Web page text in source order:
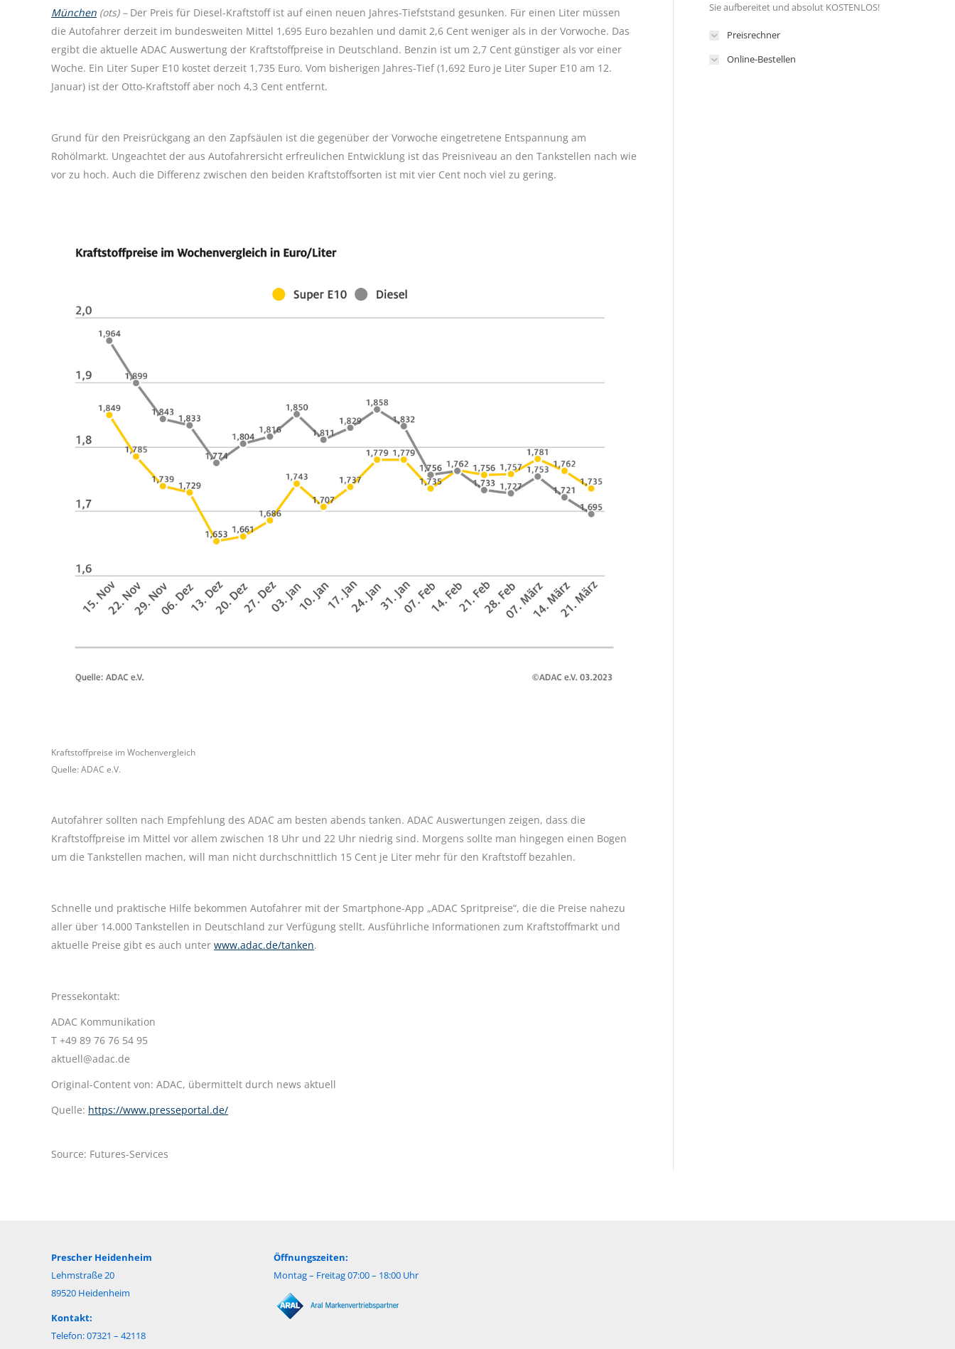
München (ots) – Der Preis für Diesel-Kraftstoff ist auf einen neuen Jahres-Tiefststand gesunken. Für einen Liter müssen
die Autofahrer derzeit im bundesweiten Mittel 1,695 Euro bezahlen und damit 2,6 Cent weniger als in der Vorwoche. Das
ergibt die aktuelle ADAC Auswertung der Kraftstoffpreise in Deutschland. Benzin ist um 2,7 Cent günstiger als vor einer
Woche. Ein Liter Super E10 kostet derzeit 1,735 Euro. Vom bisherigen Jahres-Tief (1,692 Euro je Liter Super E10 am 12.
Januar) ist der Otto-Kraftstoff aber noch 4,3 Cent entfernt.
Grund für den Preisrückgang an den Zapfsäulen ist die gegenüber der Vorwoche eingetretene Entspannung am
Rohölmarkt. Ungeachtet der aus Autofahrersicht erfreulichen Entwicklung ist das Preisniveau an den Tankstellen nach wie
vor zu hoch. Auch die Differenz zwischen den beiden Kraftstoffsorten ist mit vier Cent noch viel zu gering.
Kraftstoffpreise im Wochenvergleich
Quelle: ADAC e.V.
Autofahrer sollten nach Empfehlung des ADAC am besten abends tanken. ADAC Auswertungen zeigen, dass die
Kraftstoffpreise im Mittel vor allem zwischen 18 Uhr und 22 Uhr niedrig sind. Morgens sollte man hingegen einen Bogen
um die Tankstellen machen, will man nicht durchschnittlich 15 Cent je Liter mehr für den Kraftstoff bezahlen.
Schnelle und praktische Hilfe bekommen Autofahrer mit der Smartphone-App „ADAC Spritpreise“, die die Preise nahezu
aller über 14.000 Tankstellen in Deutschland zur Verfügung stellt. Ausführliche Informationen zum Kraftstoffmarkt und
aktuelle Preise gibt es auch unter www.adac.de/tanken.
Pressekontakt:
ADAC Kommunikation
T +49 89 76 76 54 95
aktuell@adac.de
Original-Content von: ADAC, übermittelt durch news aktuell
Quelle: https://www.presseportal.de/
Source: Futures-Services
Sie aufbereitet und absolut KOSTENLOS!
Preisrechner
Online-Bestellen
Prescher Heidenheim
Lehmstraße 20
89520 Heidenheim
Kontakt:
Telefon: 07321 – 42118
Öffnungszeiten:
Montag – Freitag 07:00 – 18:00 Uhr